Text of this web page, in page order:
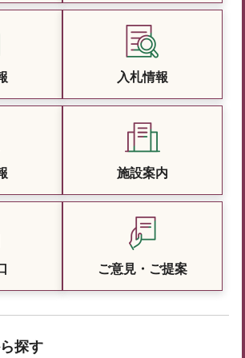
入札情報
施設案内
ご意見・ご提案
探す